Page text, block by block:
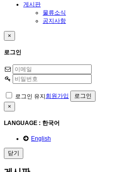
게시판
물류소식
공지사항
×
로그인
로그인 유지회원가입
×
LANGUAGE : 한국어
English
닫기